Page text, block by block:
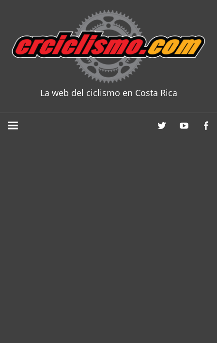
content
La web del ciclismo en Costa Rica